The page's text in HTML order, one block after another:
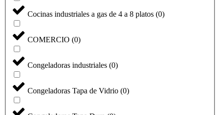
Cocinas industriales a gas de 4 a 8 platos (0)
COMERCIO (0)
Congeladoras industriales (0)
Congeladoras Tapa de Vidrio (0)